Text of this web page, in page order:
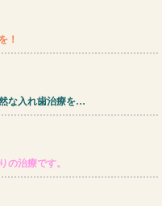
！
な入れ歯治療を…
の治療です。